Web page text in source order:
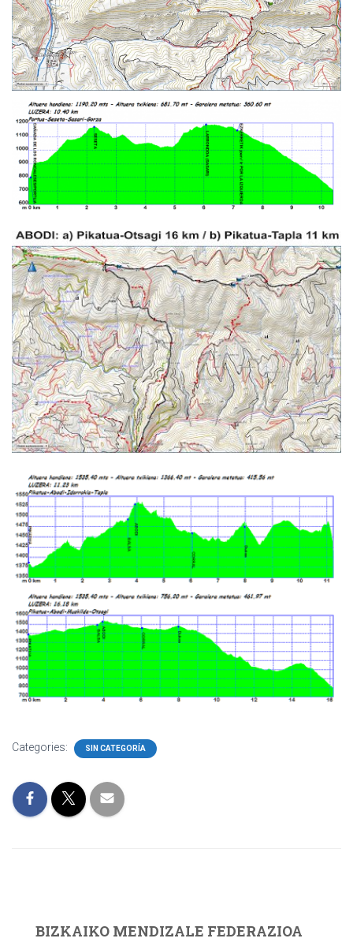
Categories: SIN CATEGORÍA
BIZKAIKO MENDIZALE FEDERAZIOA